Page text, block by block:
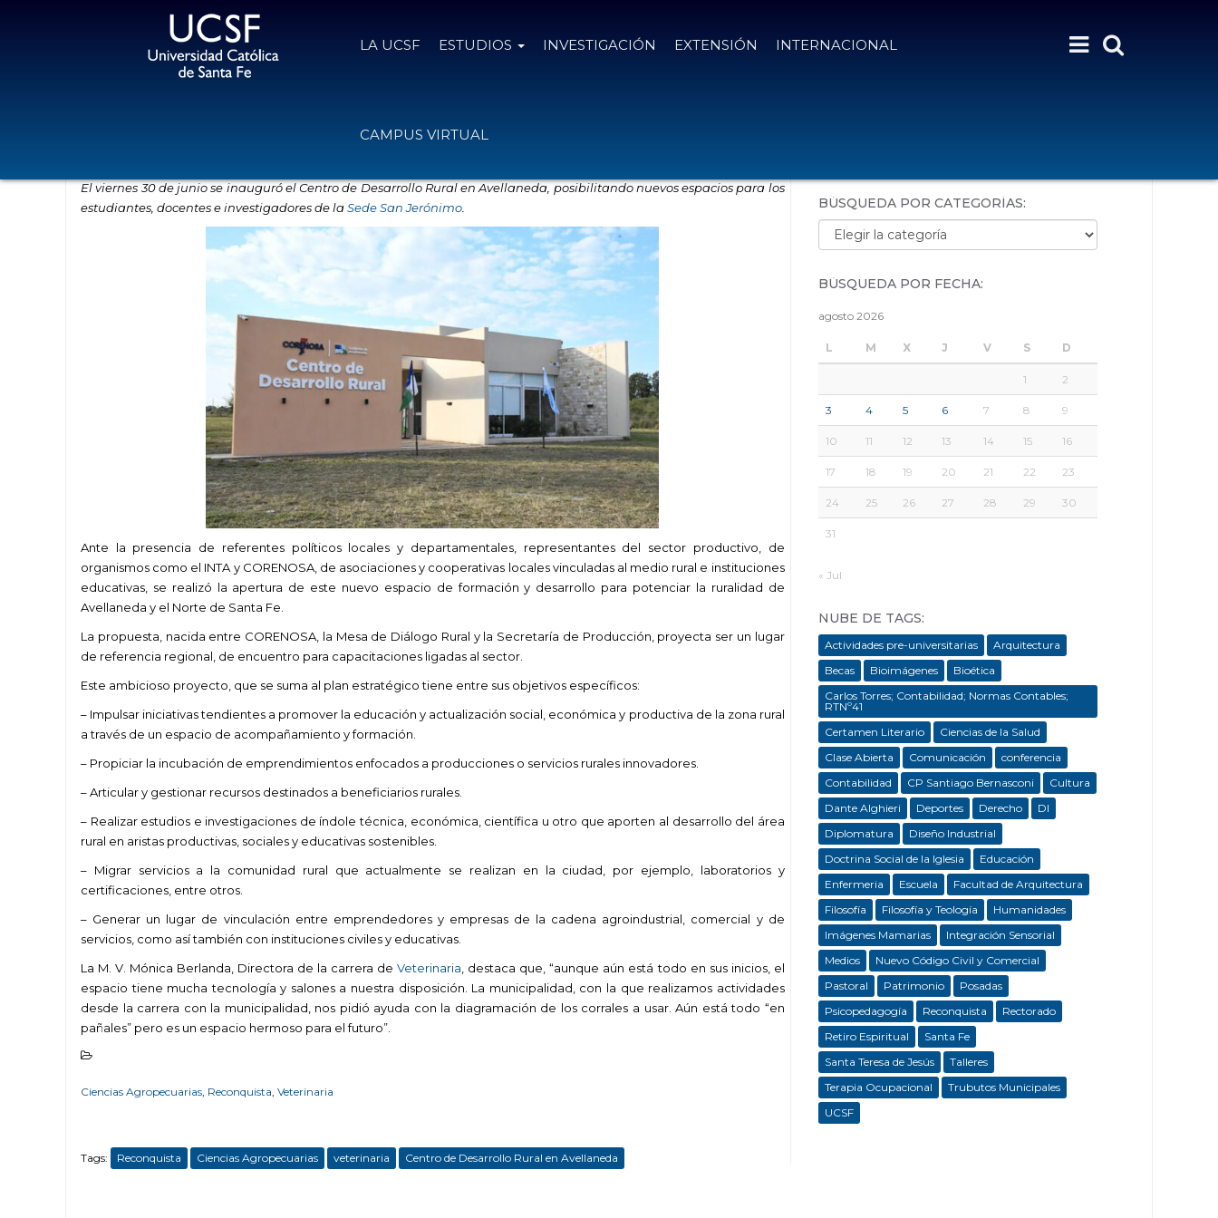
LA UCSF ESTUDIOS INVESTIGACIÓN EXTENSIÓN INTERNACIONAL
CAMPUS VIRTUAL
El viernes 30 de junio se inauguró el Centro de Desarrollo Rural en Avellaneda, posibilitando nuevos espacios para los
estudiantes, docentes e investigadores de laSede San Jerónimo
Ante la presencia de referentes políticos locales y departamentales, representantes del sector productivo, de
organismos como el INTA y CORENOSA, de asociaciones y cooperativas locales vinculadas al medio rural e instituciones
educativas, se realizó la apertura de este nuevo espacio de formación y desarrollo para potenciar la ruralidad de
Avellaneda y el Norte de Santa Fe.
La propuesta, nacida entre CORENOSA, la Mesa de Diálogo Rural y la Secretaría de Producción, proyecta ser un lugar
de referencia regional, de encuentro para capacitaciones ligadas al sector.
Este ambicioso proyecto, que se suma al plan estratégico tiene entre sus objetivos específicos:
– Impulsar iniciativas tendientes a promover la educación y actualización social, económica y productiva de la zona rural
a través de un espacio de acompañamiento y formación.
– Propiciar la incubación de emprendimientos enfocados a producciones o servicios rurales innovadores.
– Articular y gestionar recursos destinados a beneficiarios rurales.
– Realizar estudios e investigaciones de índole técnica, económica, científica u otro que aporten al desarrollo del área
rural en aristas productivas, sociales y educativas sostenibles.
– Migrar servicios a la comunidad rural que actualmente se realizan en la ciudad, por ejemplo, laboratorios y
certificaciones, entre otros.
– Generar un lugar de vinculación entre emprendedores y empresas de la cadena agroindustrial, comercial y de
servicios, como así también con instituciones civiles y educativas.
La M. V. Mónica Berlanda, Directora de la carrera deVeterinaria, destaca que, “aunque aún está todo en sus inicios, el
espacio tiene mucha tecnología y salones a nuestra disposición. La municipalidad, con la que realizamos actividades
desde la carrera con la municipalidad, nos pidió ayuda con la diagramación de los corrales a usar. Aún está todo “en
pañales” pero es un espacio hermoso para el futuro”.
Ciencias Agropecuarias, Reconquista, Veterinaria
Tags: Reconquista Ciencias Agropecuarias veterinaria Centro de Desarrollo Rural en Avellaneda
BÚSQUEDA POR CATEGORÍAS:
Búsqueda por categorías:
BÚSQUEDA POR FECHA:
agosto 2026
L M X J V S D
1 2
3 4 5 6 7 8 9
10 11 12 13 14 15 16
17 18 19 20 21 22 23
24 25 26 27 28 29 30
31
« Jul
NUBE DE TAGS:
Actividades pre-universitarias
Arquitectura
Becas
Bioimágenes
Bioética
Carlos Torres; Contabilidad; Normas Contables;
RTNº41
Certamen Literario
Ciencias de la Salud
Clase Abierta
Comunicación
conferencia
Contabilidad
CP Santiago Bernasconi
Cultura
Dante Alghieri
Deportes Derecho
DI
Diplomatura
Diseño Industrial
Doctrina Social de la Iglesia
Educación
Enfermeria
Escuela
Facultad de Arquitectura
Filosofía
Filosofía y Teología
Humanidades
Imágenes Mamarias
Integración Sensorial
Medios
Nuevo Código Civil y Comercial
Pastoral
Patrimonio
Posadas
Psicopedagogía
Reconquista
Rectorado
Retiro Espiritual
Santa Fe
Santa Teresa de Jesús
Talleres
Terapia Ocupacional
Trubutos Municipales
UCSF